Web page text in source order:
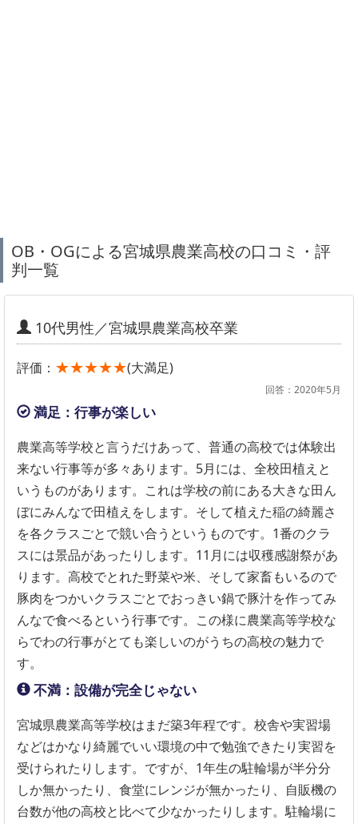
OB・OGによる宮城県農業高校の口コミ・評
判一覧
10代男性／宮城県農業高校卒業
評価： ★★★★★(大満足)
回答：2020年5月
満足：行事が楽しい
農業高等学校と言うだけあって、普通の高校では体験出
来ない行事等が多々あります。5月には、全校田植えと
いうものがあります。これは学校の前にある大きな田ん
ぼにみんなで田植えをします。そして植えた稲の綺麗さ
を各クラスごとで競い合うというものです。1番のクラ
スには景品があったりします。11月には収穫感謝祭があ
ります。高校でとれた野菜や米、そして家畜もいるので
豚肉をつかいクラスごとでおっきい鍋で豚汁を作ってみ
んなで食べるという行事です。この様に農業高等学校な
らでわの行事がとても楽しいのがうちの高校の魅力で
す。
不満：設備が完全じゃない
宮城県農業高等学校はまだ築3年程です。校舎や実習場
などはかなり綺麗でいい環境の中で勉強できたり実習を
受けられたりします。ですが、1年生の駐輪場が半分分
しか無かったり、食堂にレンジが無かったり、自販機の
台数が他の高校と比べて少なかったりします。駐輪場に